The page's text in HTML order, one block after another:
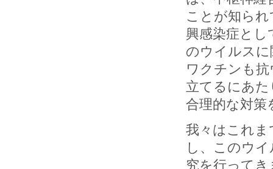
ことが知ら
興感染症と
のウイルス
ワクチンも
立てるにあ
合理的な対策
我々はこれ
し、このウ
究を行って